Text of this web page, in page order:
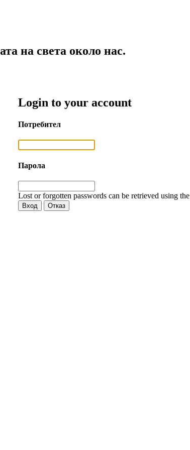
на света около нас.
Login to your account
Потребител
Парола
Lost or forgotten passwords can be retrieved using the